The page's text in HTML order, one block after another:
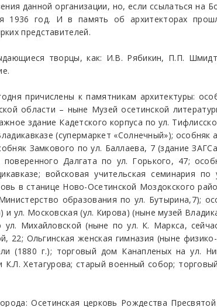
данной организации, но, если ссылаться на
1936 год. И в память об архитекторах
представителей.
творцы, как: И.В. Рябикин, П.П.
причислены к памятникам архитектуры:
области – ныне Музей осетинской
здание Кадетского корпуса по ул.
(супермаркет «Солнечный»);
Замкового по ул. Баллаева, 7 (здание
Далгата по ул. Горького, 47;
войсковая учительская семинария
в станице Ново-Осетинской Моздокского
образования по ул. Бутырина,7);
ул. Московская (ул. Кирова) (ныне музей
Михайловской (ныне по ул. К. Маркса,
22; Ольгинская женская гимназия (ныне
(1880 г.); торговый дом Канапленых на ул.
Хетагурова; старый военный собор;
Осетинская церковь Рождества